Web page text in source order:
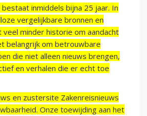
inmiddels bijna 25 jaar. In
vergelijkbare bronnen en
minder historie om aandacht
belangrijk om betrouwbare
die niet alleen nieuws brengen,
en verhalen die er echt toe
en zustersite Zakenreisnieuws
Onze toewijding aan het